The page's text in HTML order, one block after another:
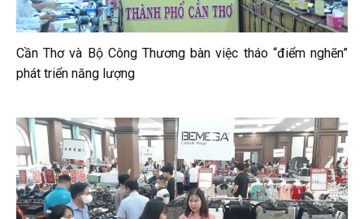
Cần Thơ và Bộ Công Thương bàn việc tháo “điểm nghẽn”
phát triển năng lượng